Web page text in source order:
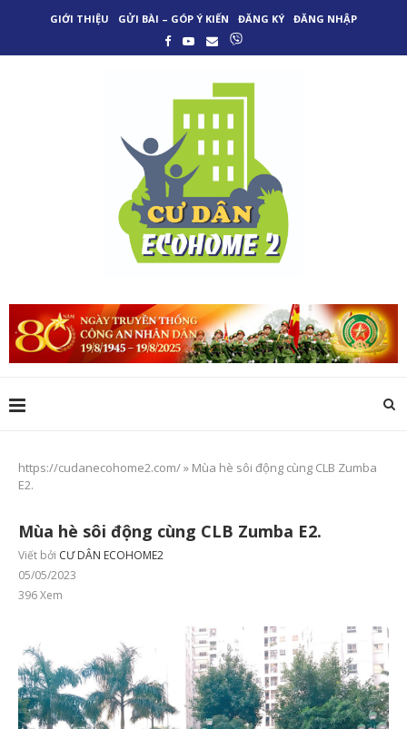
GIỚI THIỆU GỬI BÀI – GÓP Ý KIẾN ĐĂNG KÝ ĐĂNG NHẬP
https://cudanecohome2.com/» Mùa hè sôi động cùng CLB Zumba
E2.
Mùa hè sôi động cùng CLB Zumba E2.
Viết bởi CƯ DÂN ECOHOME2
05/05/2023
396Xem